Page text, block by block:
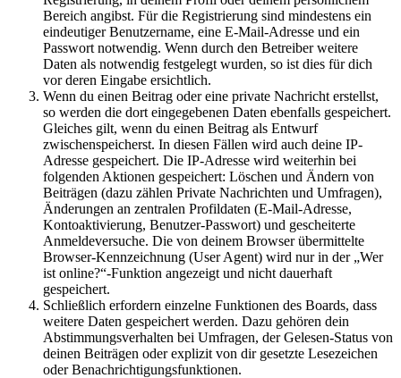
Bereich angibst. Für die Registrierung sind mindestens ein
eindeutiger Benutzername, eine E-Mail-Adresse und ein
Passwort notwendig. Wenn durch den Betreiber weitere
Daten als notwendig festgelegt wurden, so ist dies für dich
vor deren Eingabe ersichtlich.
Wenn du einen Beitrag oder eine private Nachricht erstellst,
so werden die dort eingegebenen Daten ebenfalls gespeichert.
Gleiches gilt, wenn du einen Beitrag als Entwurf
zwischenspeicherst. In diesen Fällen wird auch deine IP-
Adresse gespeichert. Die IP-Adresse wird weiterhin bei
folgenden Aktionen gespeichert: Löschen und Ändern von
Beiträgen (dazu zählen Private Nachrichten und Umfragen),
Änderungen an zentralen Profildaten (E-Mail-Adresse,
Kontoaktivierung, Benutzer-Passwort) und gescheiterte
Anmeldeversuche. Die von deinem Browser übermittelte
Browser-Kennzeichnung (User Agent) wird nur in der „Wer
ist online?“-Funktion angezeigt und nicht dauerhaft
gespeichert.
Schließlich erfordern einzelne Funktionen des Boards, dass
weitere Daten gespeichert werden. Dazu gehören dein
Abstimmungsverhalten bei Umfragen, der Gelesen-Status von
deinen Beiträgen oder explizit von dir gesetzte Lesezeichen
oder Benachrichtigungsfunktionen.